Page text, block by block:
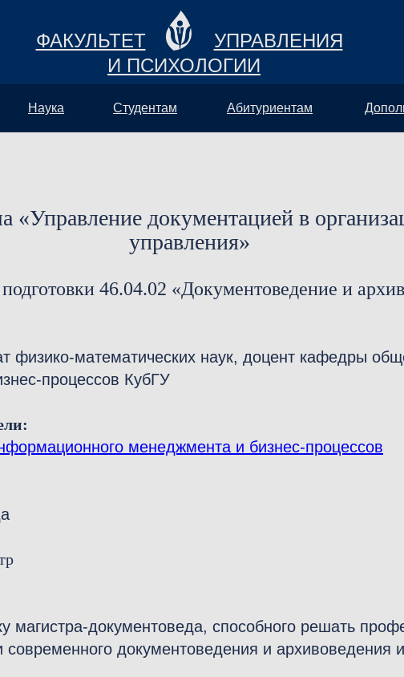
ФАКУЛЬТЕТ
УПРАВЛЕНИЯ
И ПСИХОЛОГИИ
Наука Студентам Абитуриентам
«Управление документацией в
управления»
46.04.02 «Документоведение и
физико-математических наук, доцент кафедры
процессов КубГУ
менеджмента и бизнес-процессов
магистра-документоведа, способного решать
современного документоведения и